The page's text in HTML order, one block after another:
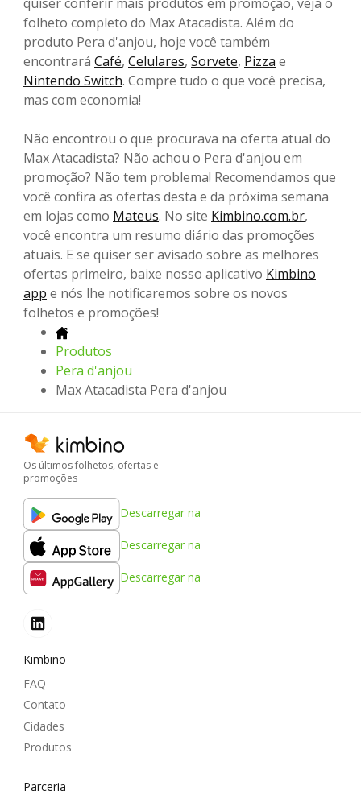
quiser conferir mais produtos em promoção, veja o
folheto completo do Max Atacadista. Além do
produto Pera d'anjou, hoje você também
encontrará Café, Celulares, Sorvete, Pizza e
Nintendo Switch. Compre tudo o que você precisa,
mas com economia!
Não encontrou o que procurava na oferta atual do
Max Atacadista? Não achou o Pera d'anjou em
promoção? Não tem problema! Recomendamos que
você confira as ofertas desta e da próxima semana
em lojas como Mateus. No site Kimbino.com.br,
você encontra um resumo diário das promoções
atuais. E se quiser ser avisado sobre as melhores
ofertas primeiro, baixe nosso aplicativo Kimbino
app e nós lhe notificaremos sobre os novos
folhetos e promoções!
Produtos
Pera d'anjou
Max Atacadista Pera d'anjou
Os últimos folhetos, ofertas e
promoções
Descarregar na
Descarregar na
Descarregar na
Kimbino
FAQ
Contato
Cidades
Produtos
Parceria